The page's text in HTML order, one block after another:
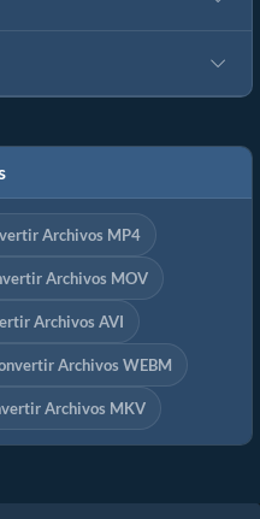
Archivos MP4
Archivos MOV
Archivos AVI
Archivos WEBM
Archivos MKV